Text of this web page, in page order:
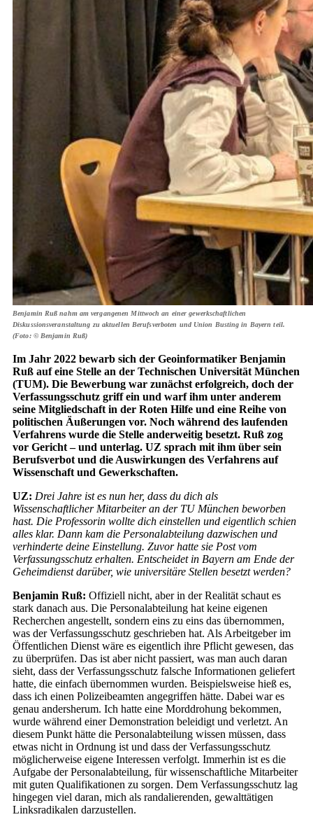
Benjamin Ruß nahm am vergangenen Mittwoch an einer gewerkschaftlichen
Diskussionsveranstaltung zu aktuellen Berufsverboten und Union Busting in Bayern teil.
(Foto: © Benjamin Ruß)
Im Jahr 2022 bewarb sich der Geoinformatiker Benjamin
Ruß auf eine Stelle an der Technischen Universität München
(TUM). Die Bewerbung war zunächst erfolgreich, doch der
Verfassungsschutz griff ein und warf ihm unter anderem
seine Mitgliedschaft in der Roten Hilfe und eine Reihe von
politischen Äußerungen vor. Noch während des laufenden
Verfahrens wurde die Stelle anderweitig besetzt. Ruß zog
vor Gericht – und unterlag. UZ sprach mit ihm über sein
Berufsverbot und die Auswirkungen des Verfahrens auf
Wissenschaft und Gewerkschaften.
UZ: Drei Jahre ist es nun her, dass du dich als
Wissenschaftlicher Mitarbeiter an der TU München beworben
hast. Die Professorin wollte dich einstellen und eigentlich schien
alles klar. Dann kam die Personalabteilung dazwischen und
verhinderte deine Einstellung. Zuvor hatte sie Post vom
Verfassungsschutz erhalten. Entscheidet in Bayern am Ende der
Geheimdienst darüber, wie universitäre Stellen besetzt werden?
Benjamin Ruß: Offiziell nicht, aber in der Realität schaut es
stark danach aus. Die Personalabteilung hat keine eigenen
Recherchen angestellt, sondern eins zu eins das übernommen,
was der Verfassungsschutz geschrieben hat. Als Arbeitgeber im
Öffentlichen Dienst wäre es eigentlich ihre Pflicht gewesen, das
zu überprüfen. Das ist aber nicht passiert, was man auch daran
sieht, dass der Verfassungsschutz falsche Informationen geliefert
hatte, die einfach übernommen wurden. Beispielsweise hieß es,
dass ich einen Polizeibeamten angegriffen hätte. Dabei war es
genau andersherum. Ich hatte eine Morddrohung bekommen,
wurde während einer Demonstration beleidigt und verletzt. An
diesem Punkt hätte die Personalabteilung wissen müssen, dass
etwas nicht in Ordnung ist und dass der Verfassungsschutz
möglicherweise eigene Inte­ressen verfolgt. Immerhin ist es die
Aufgabe der Personalabteilung, für wissenschaftliche Mitarbeiter
mit guten Qualifikationen zu sorgen. Dem Verfassungsschutz lag
hingegen viel daran, mich als randalierenden, gewalttätigen
Linksradikalen darzustellen.